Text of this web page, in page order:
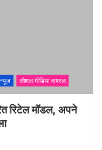
न्यूज़ सोशल मीडिया वायरल
रिटेल मॉडल, अपने